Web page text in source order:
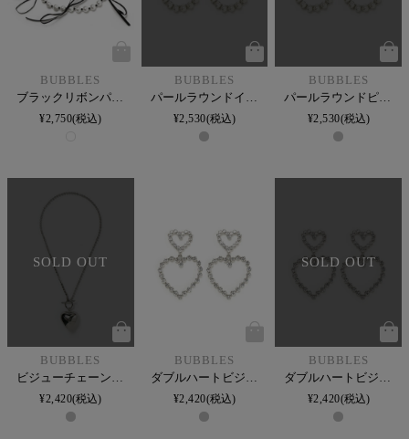
BUBBLES
ブラックリボンパールチョーカー
¥2,750 税込
BUBBLES
パールラウンドイヤリング
¥2,530 税込
BUBBLES
パールラウンドピアス
¥2,530 税込
SOLD OUT
BUBBLES
¥2,420 税込
BUBBLES
¥2,420 税込
SOLD OUT
BUBBLES
¥2,420 税込